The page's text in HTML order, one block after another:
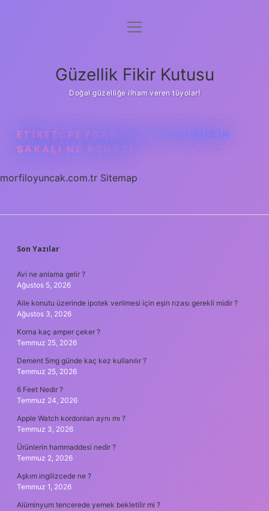
Anasayfa
Yasal Uyarı
menüyü
Güzellik Fikir Kutusu
Doğal güzelliğe ilham veren tüyolar!
ETIKET: PEYGAMBER EFENDIMIZIN
SAKALI NE RENKTI
morfiloyuncak.com.tr Sitemap
SIDEBAR
Son Yazılar
Avi ne anlama gelir ?
Ağustos 5, 2026
Aile konutu üzerinde ipotek verilmesi için eşin rızası gerekli midir ?
Ağustos 3, 2026
Korna kaç amper çeker ?
Temmuz 25, 2026
Dement 5mg günde kaç kez kullanılır ?
Temmuz 25, 2026
6 Feet Nedir ?
Temmuz 24, 2026
Apple Watch kordonları aynı mı ?
Temmuz 3, 2026
Ürünlerin hammaddesi nedir ?
Temmuz 2, 2026
Aşkım ingilizcede ne ?
Temmuz 1, 2026
Alüminyum tencerede yemek bekletilir mi ?